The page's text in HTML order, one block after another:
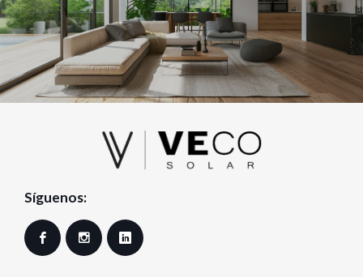
Síguenos:
Facebook Instagram